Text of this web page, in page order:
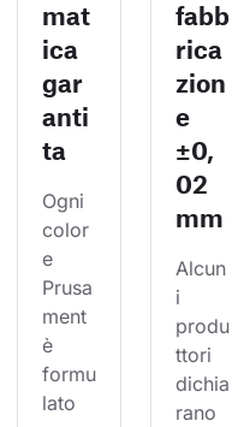
mat
ica
gar
anti
ta
Ogni
color
e
Prusa
ment
è
formu
lato
fabb
rica
zion
e
±0,
02
mm
Alcun
i
produ
ttori
dichia
rano